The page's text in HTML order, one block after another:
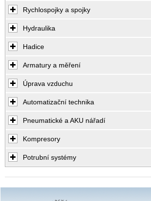
Rychlospojky a spojky
Hydraulika
Hadice
Armatury a měření
Úprava vzduchu
Automatizační technika
Pneumatické a AKU nářadí
Kompresory
Potrubní systémy